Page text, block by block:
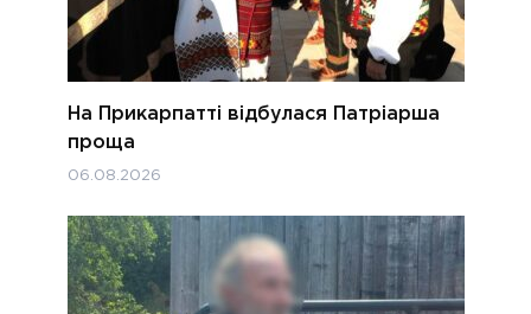
На Прикарпатті відбулася Патріарша
проща
06.08.2026